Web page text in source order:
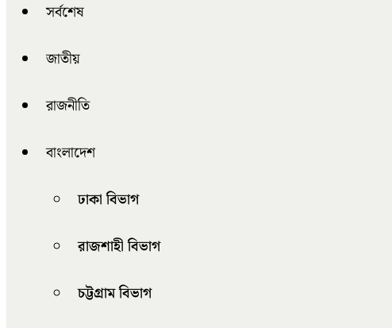
সর্বশেষ
জাতীয়
রাজনীতি
বাংলাদেশ
ঢাকা বিভাগ
রাজশাহী বিভাগ
চট্টগ্রাম বিভাগ